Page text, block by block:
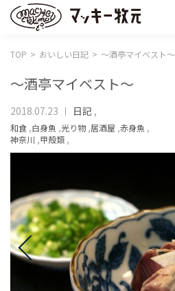
TOP おいしい日記 〜酒亭マイベスト〜
〜酒亭マイベスト〜
2018.07.23 日記 ,
和食 ,白身魚 ,光り物,居酒屋 ,赤身魚 ,
神奈川 ,甲殻類 ,